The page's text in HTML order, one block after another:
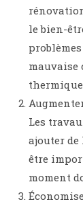
le bien-
mauvaise
Les
ajouter
être
moment